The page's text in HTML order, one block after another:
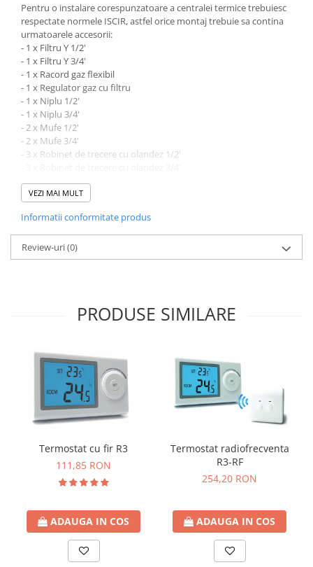
Pentru o instalare corespunzatoare a centralei termice trebuiesc
respectate normele ISCIR, astfel orice montaj trebuie sa contina
urmatoarele accesorii:
- 1 x Filtru Y 1/2'
- 1 x Filtru Y 3/4'
- 1 x Racord gaz flexibil
- 1 x Regulator gaz cu filtru
- 1 x Niplu 1/2'
- 1 x Niplu 3/4'
- 2 x Mufe 1/2'
- 2 x Mufe 3/4'
- 3 x Robinet de trecere cu olandez 1/2'
VEZI MAI MULT
Informatii conformitate produs
Review-uri(0)
PRODUSE SIMILARE
Termostat cu fir R3
111,85 RON
ADAUGA IN COS
Termostat radiofrecventa
R3-RF
254,20 RON
ADAUGA IN COS